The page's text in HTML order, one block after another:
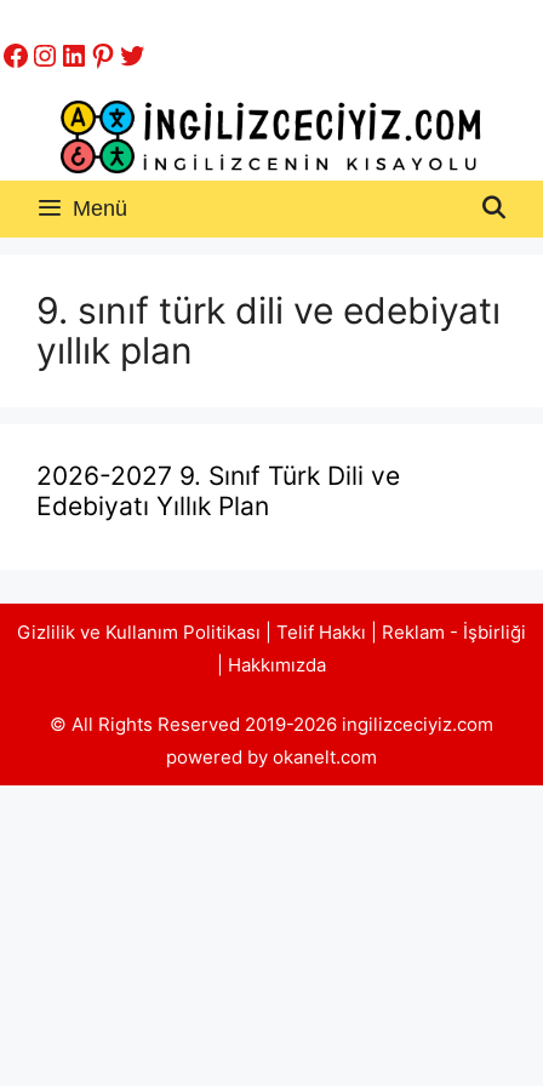
atla
Facebook
Instagram
LinkedIn
Pinterest
Twitter
Menü
9. sınıf türk dili ve edebiyatı
yıllık plan
2026-2027 9. Sınıf Türk Dili ve
Edebiyatı Yıllık Plan
Gizlilik ve Kullanım Politikası Telif Hakkı
Reklam - İşbirliği
Hakkımızda
© All Rights Reserved 2019-2026 ingilizceciyiz.com
powered by okanelt.com